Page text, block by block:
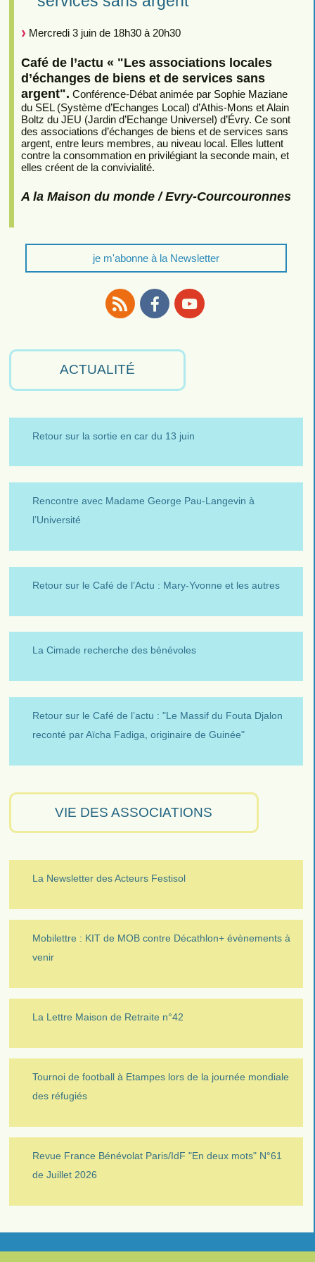
Mercredi 3 juin de 18h30 à 20h30
Café de l’actu « "Les associations locales
d’échanges de biens et de services sans
argent". Conférence-Débat animée par Sophie Maziane
du SEL (Système d’Echanges Local) d’Athis-Mons et Alain
Boltz du JEU (Jardin d’Echange Universel) d’Évry. Ce sont
des associations d’échanges de biens et de services sans
argent, entre leurs membres, au niveau local. Elles luttent
contre la consommation en privilégiant la seconde main, et
elles créent de la convivialité.
A la Maison du monde / Evry-Courcouronnes
je m'abonne à la Newsletter
ACTUALITÉ
Retour sur la sortie en car du 13 juin
Rencontre avec Madame George Pau-Langevin à
l’Université
Retour sur le Café de l’Actu : Mary-Yvonne et les autres
La Cimade recherche des bénévoles
Retour sur le Café de l’actu : "Le Massif du Fouta Djalon
reconté par Aïcha Fadiga, originaire de Guinée"
VIE DES ASSOCIATIONS
La Newsletter des Acteurs Festisol
Mobilettre : KIT de MOB contre Décathlon+ évènements à
venir
La Lettre Maison de Retraite n°42
Tournoi de football à Etampes lors de la journée mondiale
des réfugiés
Revue France Bénévolat Paris/IdF "En deux mots" N°61
de Juillet 2026